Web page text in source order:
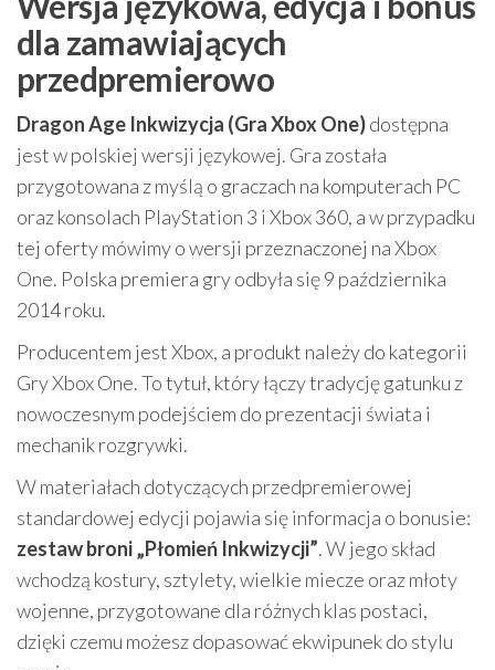
dla zamawiających
przedpremierowo
Dragon Age Inkwizycja (Gra Xbox One)dostępna
jest w polskiej wersji językowej. Gra została
przygotowana z myślą o graczach na komputerach PC
oraz konsolach PlayStation 3 i Xbox 360, a w przypadku
tej oferty mówimy o wersji przeznaczonej na Xbox
One. Polska premiera gry odbyła się 9 października
2014 roku.
Producentem jest Xbox, a produkt należy do kategorii
Gry Xbox One. To tytuł, który łączy tradycję gatunku z
nowoczesnym podejściem do prezentacji świata i
mechanik rozgrywki.
W materiałach dotyczących przedpremierowej
standardowej edycji pojawia się informacja o bonusie:
zestaw broni „Płomień Inkwizycji”. W jego skład
wchodzą kostury, sztylety, wielkie miecze oraz młoty
wojenne, przygotowane dla różnych klas postaci,
dzięki czemu możesz dopasować ekwipunek do stylu